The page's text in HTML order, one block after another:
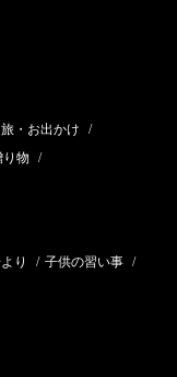
旅・お出かけ /
り物 /
り / 子供の習い事 /